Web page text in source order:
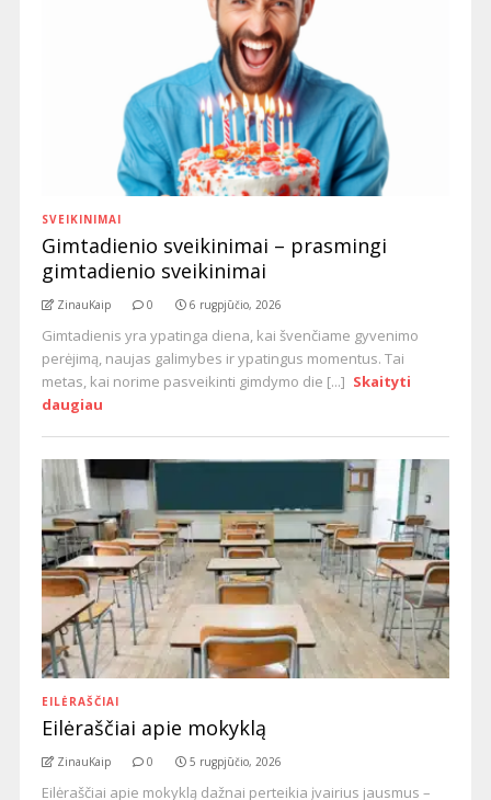
SVEIKINIMAI
Gimtadienio sveikinimai – prasmingi
gimtadienio sveikinimai
ZinauKaip 0 6 rugpjūčio, 2026
Gimtadienis yra ypatinga diena, kai švenčiame gyvenimo
perėjimą, naujas galimybes ir ypatingus momentus. Tai
metas, kai norime pasveikinti gimdymo die [...] Skaityti
daugiau
EILĖRAŠČIAI
Eilėraščiai apie mokyklą
ZinauKaip 0 5 rugpjūčio, 2026
Eilėraščiai apie mokyklą dažnai perteikia įvairius jausmus –